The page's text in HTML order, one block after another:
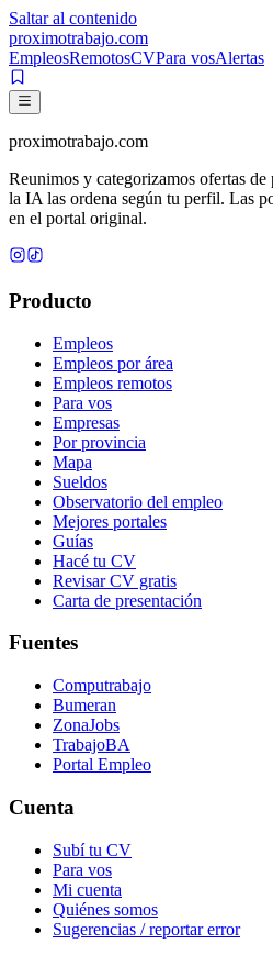
Saltar al contenido
proximotrabajo.com
EmpleosRemotosCVPara vosAlertas
proximotrabajo.com
Reunimos y categorizamos ofertas
la IA las ordena según tu perfil. Las
en el portal original.
Producto
Empleos
Empleos por área
Empleos remotos
Para vos
Empresas
Por provincia
Mapa
Sueldos
Observatorio del empleo
Mejores portales
Guías
Hacé tu CV
Revisar CV gratis
Carta de presentación
Fuentes
Computrabajo
Bumeran
ZonaJobs
TrabajoBA
Portal Empleo
Cuenta
Subí tu CV
Para vos
Mi cuenta
Quiénes somos
Sugerencias / reportar error